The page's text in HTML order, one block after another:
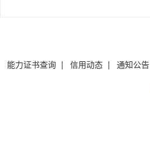
能力证书查询 信用动态 通知公告